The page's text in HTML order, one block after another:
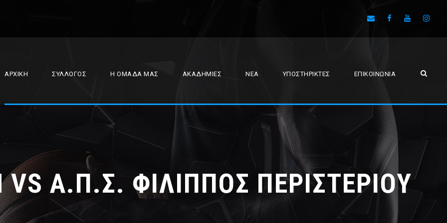
ΑΡΧΙΚΉ ΣΎΛΛΟΓΟΣ Η ΟΜΆΔΑ ΜΑΣ ΑΚΑΔΗΜΊΕΣ ΝΈΑ ΥΠΟΣΤΗΡΙΚΤΈΣ ΕΠΙΚΟΙΝΩΝΊΑ
Α.Π.Σ. ΦΙΛΙΠΠΟΣ ΠΕΡΙΣΤΕΡΙΟΥ